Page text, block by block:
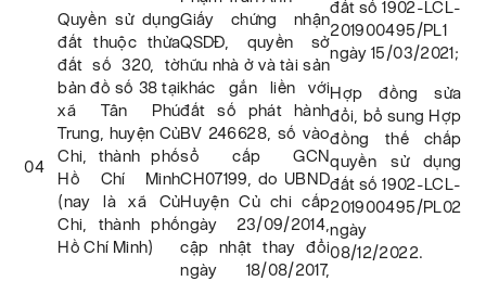
đất số 1902-LCL-
201900495/PL1
ngày 15/03/2021;
Hợp đồng sửa
đổi, bổ sung Hợp
đồng thế chấp
quyền sử dụng
đất số 1902-LCL-
201900495/PL02
ngày
08/12/2022.
04
Quyền sử dụng
đất thuộc thửa
đất số 320, tờ
bản đồ số 38 tại
xã Tân Phú
Trung, huyện Củ
Chi, thành phố
Hồ Chí Minh
(nay là xã Củ
Chi, thành phố
Hồ Chí Minh)
Giấy chứng nhận
QSDĐ, quyền sở
hữu nhà ở và tài sản
khác gắn liền với
đất số phát hành
BV 246628, số vào
sổ cấp GCN
CH07199, do UBND
Huyện Củ chi cấp
ngày 23/09/2014,
cập nhật thay đổi
ngày 18/08/2017,